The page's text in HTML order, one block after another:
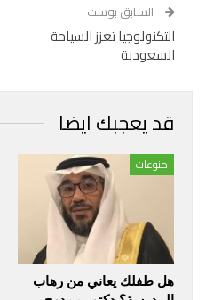
السابق بوست
التكنولوجيا تعزز السياحة
السعودية
قد يعجبك ايضا
منوعات
هل طفلك يعاني من رهاب